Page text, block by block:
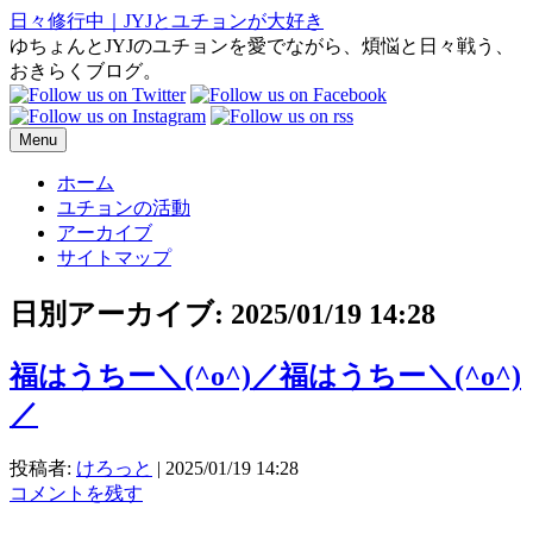
日々修行中｜JYJとユチョンが大好き
ゆちょんとJYJのユチョンを愛でながら、煩悩と日々戦う、
おきらくブログ。
Menu
ホーム
ユチョンの活動
アーカイブ
サイトマップ
日別アーカイブ: 2025/01/19 14:28
福はうちー＼(^o^)／福はうちー＼(^o^)
／
投稿者: けろっと | 2025/01/19 14:28
コメントを残す